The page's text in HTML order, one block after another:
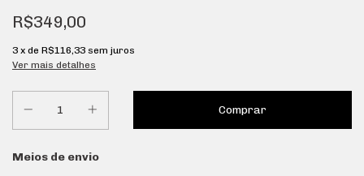
R$349,00
3 x de R$116,33 sem juros
Ver mais detalhes
Entregas para o CEP:
Meios de envio